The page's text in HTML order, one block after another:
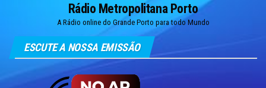
Rádio Metropolitana Porto
A Rádio online do Grande Porto para todo Mundo
ESCUTE A NOSSA EMISSÃO